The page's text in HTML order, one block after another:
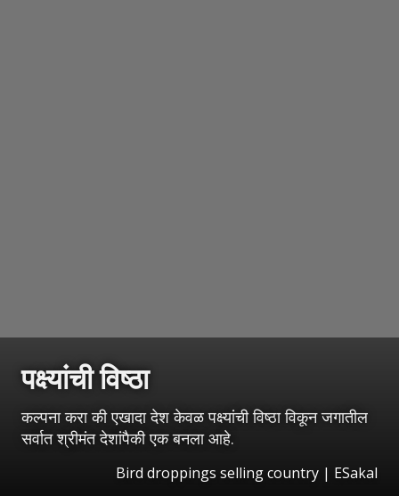
पक्ष्यांची विष्ठा
कल्पना करा की एखादा देश केवळ पक्ष्यांची विष्ठा विकून जगातील
सर्वात श्रीमंत देशांपैकी एक बनला आहे.
Bird droppings selling country | ESakal